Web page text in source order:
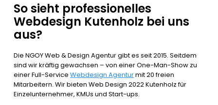
So sieht professionelles
Webdesign Kutenholz bei uns
aus?
Die NGOY Web & Design Agentur gibt es seit 2015. Seitdem
sind wir kräftig gewachsen – von einer One-Man-Show zu
einer Full-Service Webdesign Agenturmit 20 freien
Mitarbeitern. Wir bieten Web Design 2022 Kutenholz für
Einzelunternehmer, KMUs und Start-ups.